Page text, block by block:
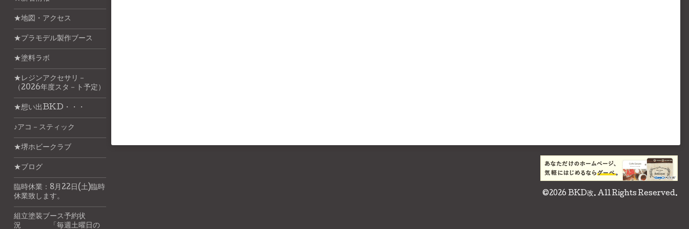
©2026 BKD改. All Rights Reserved.
★地図・アクセス
★プラモデル製作ブース
★塗料ラボ
★レジンアクセサリ－
（2026年度スタ－ト予定）
★想い出BKD・・・
♪アコ－スティック
★堺ホビークラブ
★ブログ
臨時休業：8月22日(土)臨時
休業致します。
組立塗装ブース予約状
況 「毎週土曜日の